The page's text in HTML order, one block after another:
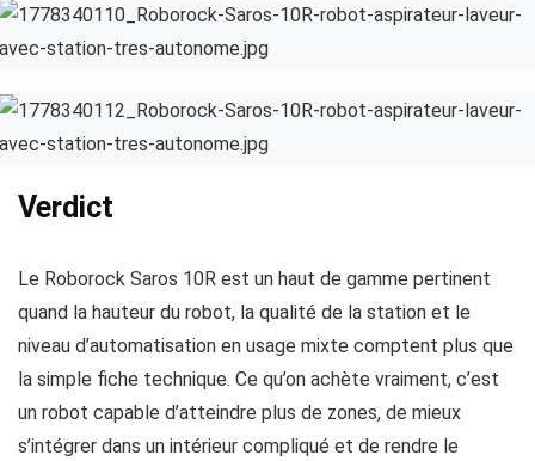
Verdict
Le Roborock Saros 10R est un haut de gamme pertinent
quand la hauteur du robot, la qualité de la station et le
niveau d’automatisation en usage mixte comptent plus que
la simple fiche technique. Ce qu’on achète vraiment, c’est
un robot capable d’atteindre plus de zones, de mieux
s’intégrer dans un intérieur compliqué et de rendre le